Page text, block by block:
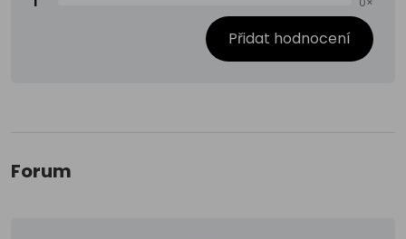
Přidat hodnocení
Forum